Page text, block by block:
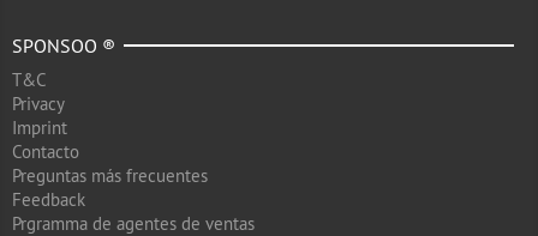
SPONSOO ®
T&C
Privacy
Imprint
Contacto
Preguntas más frecuentes
Feedback
Prgramma de agentes de ventas